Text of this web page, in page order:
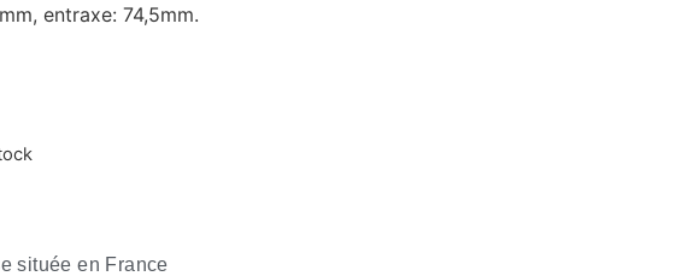
entraxe: 74,5mm.
située en France